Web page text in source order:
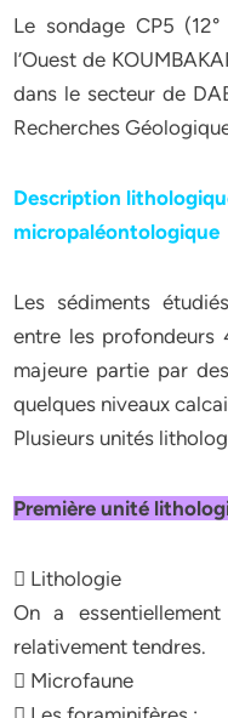
Le sondage CP5 (12°
l’Ouest de
dans le secteur de
Recherches
Description
micropaléontologique
Les sédiments
entre les profondeurs
majeure partie par
quelques niveaux
Plusieurs unités
Première unité
 Lithologie
On a
relativement tendres.
 Microfaune